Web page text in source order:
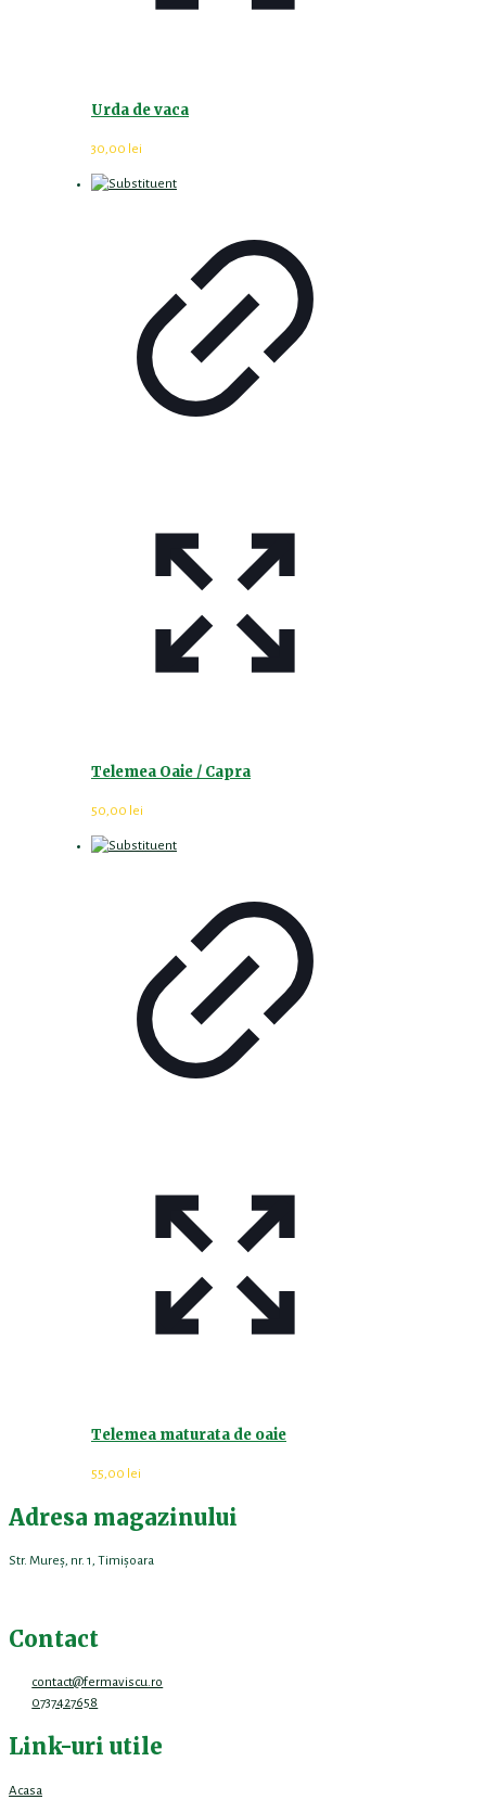
Urda de vaca
30,00 lei
Telemea Oaie / Capra
50,00 lei
Telemea maturata de oaie
55,00 lei
Adresa magazinului
Str. Mureș, nr. 1, Timișoara
Contact
contact@fermaviscu.ro
0737427658
Link-uri utile
Acasa